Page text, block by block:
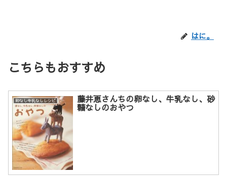
はに。
こちらもおすすめ
卵なし牛乳なしレシピ 藤井恵さんちの卵なし、牛乳なし、砂
糖なしのおやつ